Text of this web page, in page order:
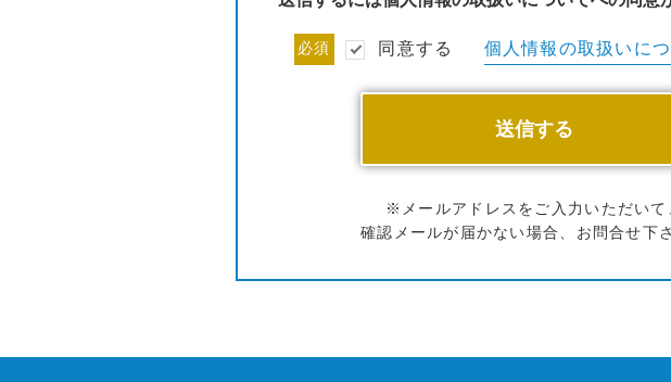
必須 同意する 個人情報の取扱いに
※メールアドレスをご入力いただいて
確認メールが届かない場合、お問合せ下さ